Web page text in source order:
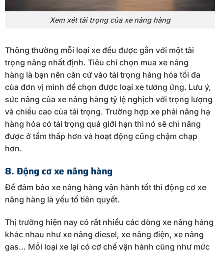
Xem xét tải trọng của xe nâng hàng
Thông thường mỗi loại xe đều được gắn với một tải
trọng nâng nhất định. Tiêu chí chọn mua xe nâng
hàng là bạn nên căn cứ vào tải trọng hàng hóa tối đa
của đơn vị mình để chọn được loại xe tương ứng. Lưu ý,
sức nâng của xe nâng hàng tỷ lệ nghịch với trọng lượng
và chiều cao của tải trọng. Trường hợp xe phải nâng hạ
hàng hóa có tải trọng quá giới hạn thì nó sẽ chỉ nâng
được ở tầm thấp hơn và hoạt động cũng chậm chạp
hơn.
8. Động cơ xe nâng hàng
Để đảm bảo xe nâng hàng vận hành tốt thì động cơ xe
nâng hàng là yếu tố tiên quyết.
Thị trường hiện nay có rất nhiều các dòng xe nâng hàng
khác nhau như xe nâng diesel, xe nâng điện, xe nâng
gas… Mỗi loại xe lại có cơ chế vận hành cũng như mức